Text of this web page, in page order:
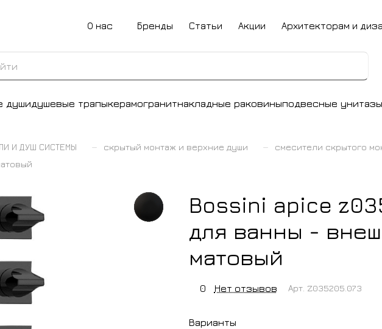
О нас Бренды Статьи Акции Архитекторам и
душидушевые трапыкерамогранитнакладные раковиныподвесные унитазы
И ДУШ СИСТЕМЫ – скрытый монтаж и верхние души –
смесители скрытого
Bossini apice
для ванны -
матовый
0 Нет отзывов Арт. Z035205.073
Варианты